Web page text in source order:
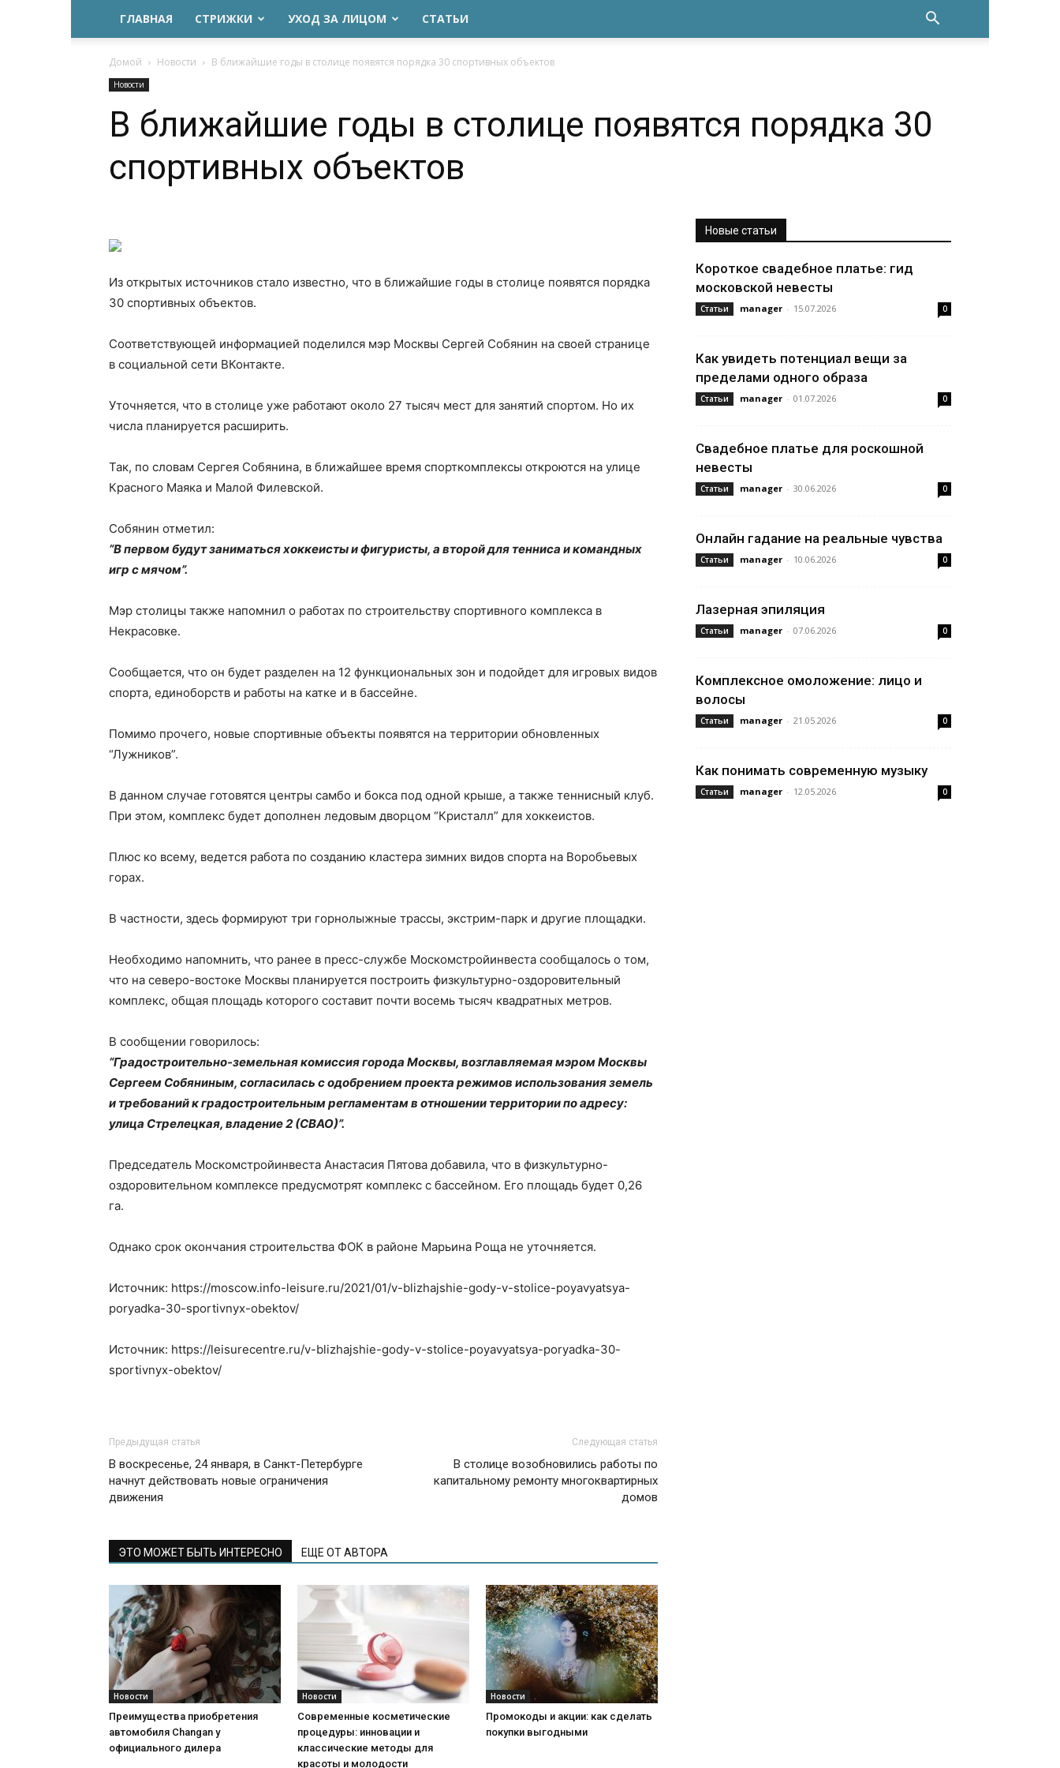
ГЛАВНАЯ СТРИЖКИ УХОД ЗА ЛИЦОМ СТАТЬИ
Домой Новости В ближайшие годы в столице появятся порядка 30 спортивных объектов
Новости
В ближайшие годы в столице появятся порядка 30
спортивных объектов
Из открытых источников стало известно, что в ближайшие годы в столице появятся порядка
30 спортивных объектов.
Соответствующей информацией поделился мэр Москвы Сергей Собянин на своей странице
в социальной сети ВКонтакте.
Уточняется, что в столице уже работают около 27 тысяч мест для занятий спортом. Но их
числа планируется расширить.
Так, по словам Сергея Собянина, в ближайшее время спорткомплексы откроются на улице
Красного Маяка и Малой Филевской.
Собянин отметил:
“В первом будут заниматься хоккеисты и фигуристы, а второй для тенниса и командных
игр с мячом”.
Мэр столицы также напомнил о работах по строительству спортивного комплекса в
Некрасовке.
Сообщается, что он будет разделен на 12 функциональных зон и подойдет для игровых видов
спорта, единоборств и работы на катке и в бассейне.
Помимо прочего, новые спортивные объекты появятся на территории обновленных
“Лужников”.
В данном случае готовятся центры самбо и бокса под одной крыше, а также теннисный клуб.
При этом, комплекс будет дополнен ледовым дворцом “Кристалл” для хоккеистов.
Плюс ко всему, ведется работа по созданию кластера зимних видов спорта на Воробьевых
горах.
В частности, здесь формируют три горнолыжные трассы, экстрим-парк и другие площадки.
Необходимо напомнить, что ранее в пресс-службе Москомстройинвеста сообщалось о том,
что на северо-востоке Москвы планируется построить физкультурно-оздоровительный
комплекс, общая площадь которого составит почти восемь тысяч квадратных метров.
В сообщении говорилось:
“Градостроительно-земельная комиссия города Москвы, возглавляемая мэром Москвы
Сергеем Собяниным, согласилась с одобрением проекта режимов использования земель
и требований к градостроительным регламентам в отношении территории по адресу:
улица Стрелецкая, владение 2 (СВАО)”.
Председатель Москомстройинвеста Анастасия Пятова добавила, что в физкультурно-
оздоровительном комплексе предусмотрят комплекс с бассейном. Его площадь будет 0,26
га.
Однако срок окончания строительства ФОК в районе Марьина Роща не уточняется.
Источник: https://moscow.info-leisure.ru/2021/01/v-blizhajshie-gody-v-stolice-poyavyatsya-
poryadka-30-sportivnyx-obektov/
Источник: https://leisurecentre.ru/v-blizhajshie-gody-v-stolice-poyavyatsya-poryadka-30-
sportivnyx-obektov/
Предыдущая статья
В воскресенье, 24 января, в Санкт-Петербурге
начнут действовать новые ограничения
движения
Следующая статья
В столице возобновились работы по
капитальному ремонту многоквартирных
домов
ЭТО МОЖЕТ БЫТЬ ИНТЕРЕСНО ЕЩЕ ОТ АВТОРА
Новости
Преимущества приобретения
автомобиля Changan у
официального дилера
Новости
Современные косметические
процедуры: инновации и
классические методы для
красоты и молодости
Новости
Промокоды и акции: как сделать
покупки выгодными
Новые статьи
Короткое свадебное платье: гид
московской невесты
Статьи manager - 15.07.2026 0
Как увидеть потенциал вещи за
пределами одного образа
Статьи manager - 01.07.2026 0
Свадебное платье для роскошной
невесты
Статьи manager - 30.06.2026 0
Онлайн гадание на реальные чувства
Статьи manager - 10.06.2026 0
Лазерная эпиляция
Статьи manager - 07.06.2026 0
Комплексное омоложение: лицо и
волосы
Статьи manager - 21.05.2026 0
Как понимать современную музыку
Статьи manager - 12.05.2026 0